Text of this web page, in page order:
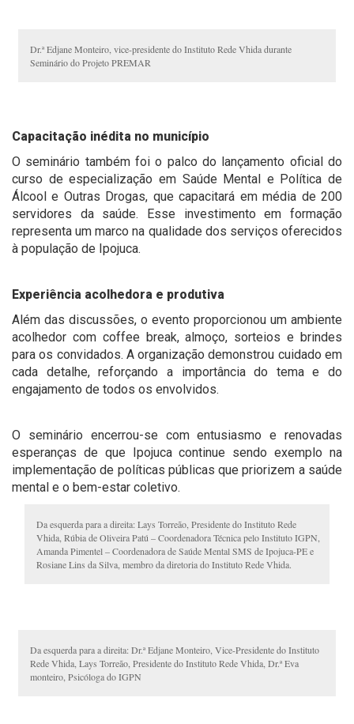
Dr.ª Edjane Monteiro, vice-presidente do Instituto Rede Vhida durante
Seminário do Projeto PREMAR
Capacitação inédita no município
O seminário também foi o palco do lançamento oficial do
curso de especialização em Saúde Mental e Política de
Álcool e Outras Drogas, que capacitará em média de 200
servidores da saúde. Esse investimento em formação
representa um marco na qualidade dos serviços oferecidos
à população de Ipojuca.
Experiência acolhedora e produtiva
Além das discussões, o evento proporcionou um ambiente
acolhedor com coffee break, almoço, sorteios e brindes
para os convidados. A organização demonstrou cuidado em
cada detalhe, reforçando a importância do tema e do
engajamento de todos os envolvidos.
O seminário encerrou-se com entusiasmo e renovadas
esperanças de que Ipojuca continue sendo exemplo na
implementação de políticas públicas que priorizem a saúde
mental e o bem-estar coletivo.
Da esquerda para a direita: Lays Torreão, Presidente do Instituto Rede
Vhida, Rúbia de Oliveira Patú – Coordenadora Técnica pelo Instituto IGPN,
Amanda Pimentel – Coordenadora de Saúde Mental SMS de Ipojuca-PE e
Rosiane Lins da Silva, membro da diretoria do Instituto Rede Vhida.
Da esquerda para a direita: Dr.ª Edjane Monteiro, Vice-Presidente do Instituto
Rede Vhida, Lays Torreão, Presidente do Instituto Rede Vhida, Dr.ª Eva
monteiro, Psicóloga do IGPN